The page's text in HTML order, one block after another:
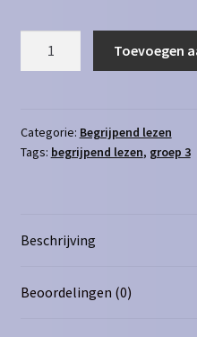
Toevoegen
Categorie: Begrijpend lezen
Tags: begrijpend lezen, groep 3
Beschrijving
Beoordelingen (0)